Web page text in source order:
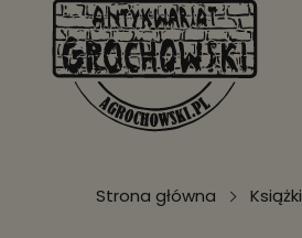
Strona główna Książki